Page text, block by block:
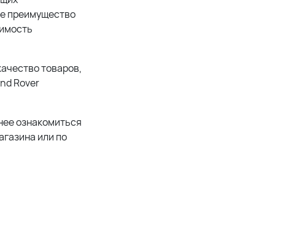
преимущество
товаров,
Rover
ознакомиться
или по